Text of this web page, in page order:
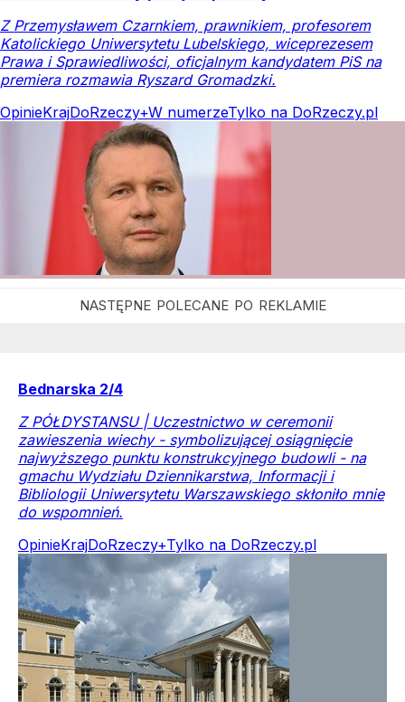
Z Przemysławem Czarnkiem, prawnikiem, profesorem
Katolickiego Uniwersytetu Lubelskiego, wiceprezesem
Prawa i Sprawiedliwości, oficjalnym kandydatem PiS na
premiera rozmawia Ryszard Gromadzki.
OpinieKrajDoRzeczy+W numerzeTylko na DoRzeczy.pl
Bednarska 2/4
Z PÓŁDYSTANSU | Uczestnictwo w ceremonii
zawieszenia wiechy - symbolizującej osiągnięcie
najwyższego punktu konstrukcyjnego budowli - na
gmachu Wydziału Dziennikarstwa, Informacji i
Bibliologii Uniwersytetu Warszawskiego skłoniło mnie
do wspomnień.
OpinieKrajDoRzeczy+Tylko na DoRzeczy.pl